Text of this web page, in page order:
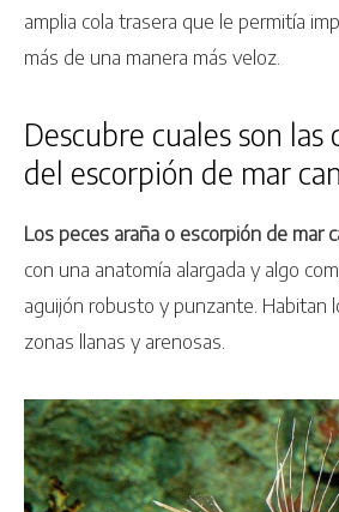
amplia cola trasera que le permitía
más de una manera más veloz.
Descubre cuales son
del escorpión de mar
Los peces araña o escorpión de mar
con una anatomía alargada y algo
aguijón robusto y punzante. Habitan
zonas llanas y arenosas.